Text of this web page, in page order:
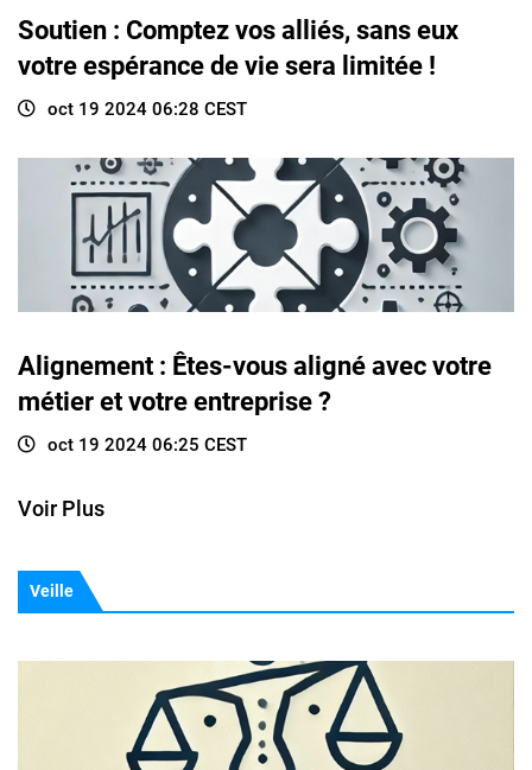
Soutien : Comptez vos alliés, sans eux
votre espérance de vie sera limitée !
oct 19 2024 06:28 CEST
Alignement : Êtes-vous aligné avec votre
métier et votre entreprise ?
oct 19 2024 06:25 CEST
Voir Plus
Veille